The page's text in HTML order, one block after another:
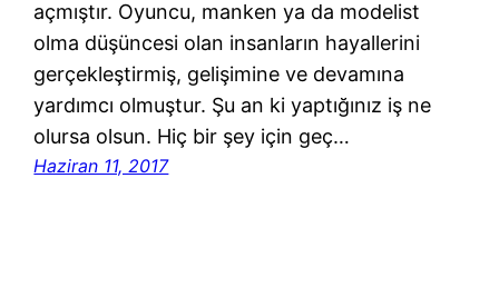
açmıştır. Oyuncu, manken ya da modelist
olma düşüncesi olan insanların hayallerini
gerçekleştirmiş, gelişimine ve devamına
yardımcı olmuştur. Şu an ki yaptığınız iş ne
olursa olsun. Hiç bir şey için geç…
Haziran 11, 2017